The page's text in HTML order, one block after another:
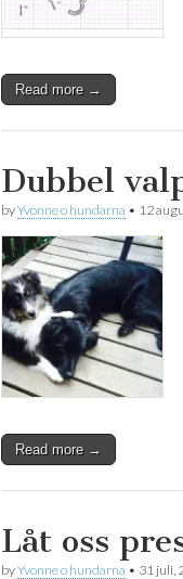
Read more →
Dubbel
byYvonne o hundarna • 12
Read more →
Låt oss
byYvonne o hundarna • 31 juli,